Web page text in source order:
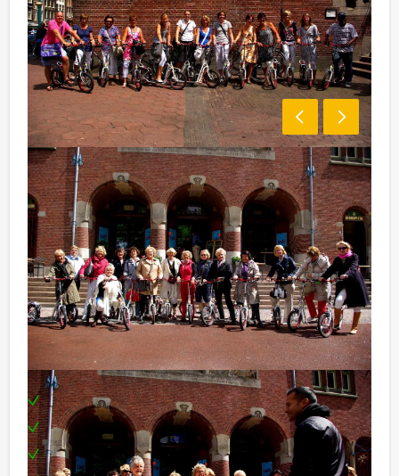
Meer over deze steptour
Onderweg wordt natuurlijk even aangelegd op een
lekker terras of in een gezellig café om even bij te
komen en de gids eens even flink uit te horen. Deze
steptour is uiteraard ook te boeken als sportieve
activiteit tijdens een vrijgezellenuitje of een andere
gelegenheid samen met vrienden. Bespreek jullie
wensen met onze medewerkers.
Inclusief:
Pauze in gezellig café of op een terras
Enthousiaste begeleiding
Huur steps